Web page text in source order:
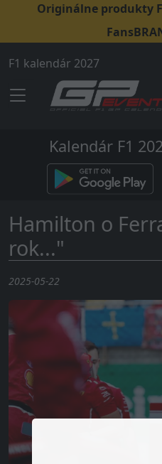
Originálne produkty
F1 kalendár 2027
Kalendár F1
Hamilton o
rok..."
2025-05-22